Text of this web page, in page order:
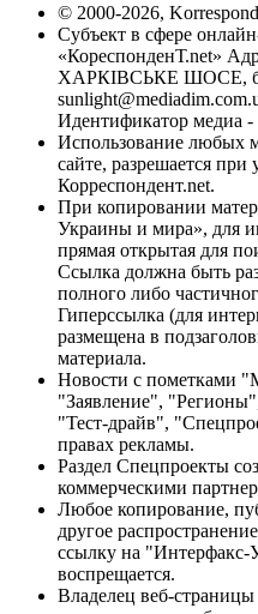
© 2000-2026,
Субъект в сфере
«КореспонденТ.net»
ХАРКІВСЬКЕ ШОСЕ,
Идентификатор медиа -
Использование любых
сайте, разрешается
Корреспондент.net.
При копировании
Украины и мира», для
прямая открытая для
Ссылка должна быть
полного либо
Гиперссылка (для
размещена в
материала.
Новости с пометками
"Заявление",
"Тест-драйв",
правах рекламы.
Раздел Спецпроекты
коммерческими
Любое копирование,
другое
ссылку на "Интерфакс-
воспрещается.
Владелец веб-